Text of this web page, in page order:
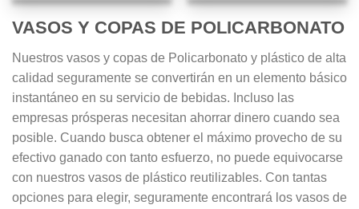
VASOS Y COPAS DE POLICARBONATO
Nuestros vasos y copas de Policarbonato y plástico de alta
calidad seguramente se convertirán en un elemento básico
instantáneo en su servicio de bebidas. Incluso las
empresas prósperas necesitan ahorrar dinero cuando sea
posible. Cuando busca obtener el máximo provecho de su
efectivo ganado con tanto esfuerzo, no puede equivocarse
con nuestros vasos de plástico reutilizables. Con tantas
opciones para elegir, seguramente encontrará los vasos de